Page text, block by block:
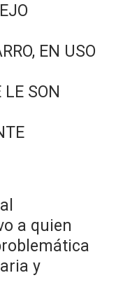
EN USO
LE SON
a quien
y